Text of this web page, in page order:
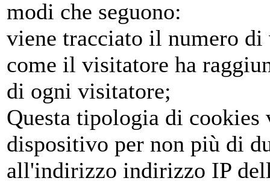
modi che seguono:
viene tracciato il numero
come il visitatore ha
di ogni visitatore;
Questa tipologia di
dispositivo per non più di
all'indirizzo indirizzo IP